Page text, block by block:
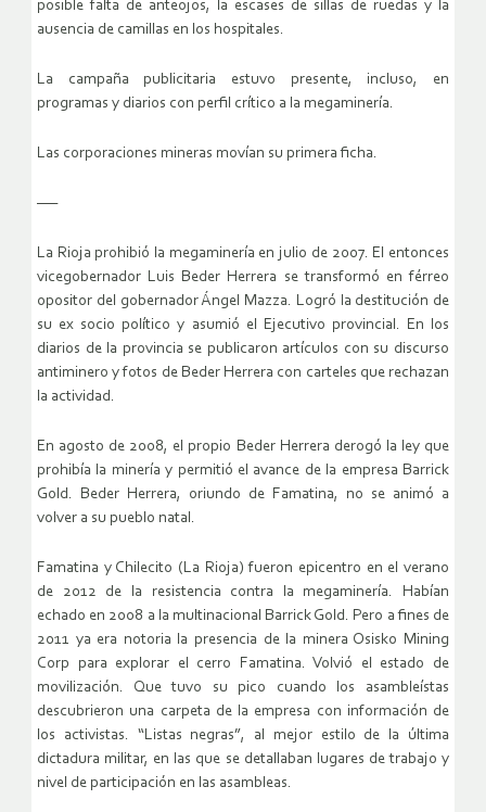
posible falta de anteojos, la escases de sillas de ruedas y la
ausencia de camillas en los hospitales.
La campaña publicitaria estuvo presente, incluso, en
programas y diarios con perfil crítico a la megaminería.
Las corporaciones mineras movían su primera ficha.
—–
La Rioja prohibió la megaminería en julio de 2007. El entonces
vicegobernador Luis Beder Herrera se transformó en férreo
opositor del gobernador Ángel Mazza. Logró la destitución de
su ex socio político y asumió el Ejecutivo provincial. En los
diarios de la provincia se publicaron artículos con su discurso
antiminero y fotos de Beder Herrera con carteles que rechazan
la actividad.
En agosto de 2008, el propio Beder Herrera derogó la ley que
prohibía la minería y permitió el avance de la empresa Barrick
Gold. Beder Herrera, oriundo de Famatina, no se animó a
volver a su pueblo natal.
Famatina y Chilecito (La Rioja) fueron epicentro en el verano
de 2012 de la resistencia contra la megaminería. Habían
echado en 2008 a la multinacional Barrick Gold. Pero a fines de
2011 ya era notoria la presencia de la minera Osisko Mining
Corp para explorar el cerro Famatina. Volvió el estado de
movilización. Que tuvo su pico cuando los asambleístas
descubrieron una carpeta de la empresa con información de
los activistas. “Listas negras”, al mejor estilo de la última
dictadura militar, en las que se detallaban lugares de trabajo y
nivel de participación en las asambleas.